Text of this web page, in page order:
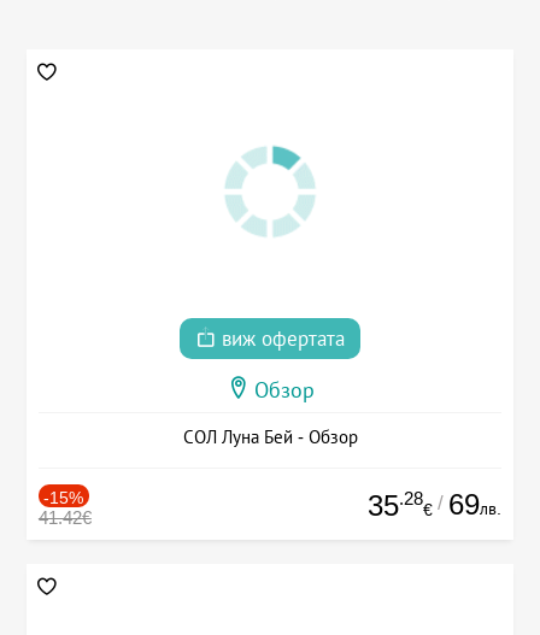
виж офертата
Обзор
СОЛ Луна Бей - Обзор
-15%
41.42€ 35.28
€ / 69лв.